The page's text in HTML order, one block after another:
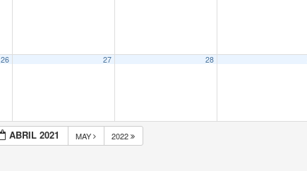
26 27 28
ABRIL 2021 MAY 2022